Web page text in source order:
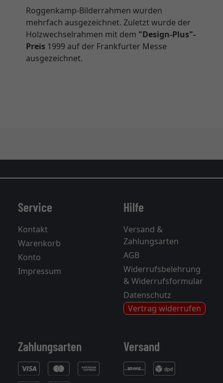
Roggenkamp-Bilderrahmen wurden
mehrfach ausgezeichnet. Zuletzt wurde der
Holzwechselrahmen mit dem "Design-Plus"-
Preis 1999 auf der Frankfurter Messe
ausgezeichnet.
Service
Kontakt
Warenkorb
Konto
Impressum
Hilfe
Versand &
Zahlungsarten
AGB
Widerrufsbelehrung
& Widerrufsformular
Datenschutz
Vertrag widerrufen
Zahlungsarten Versand